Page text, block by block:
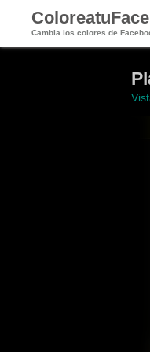
ColoreatuFace
Cambia los colores de